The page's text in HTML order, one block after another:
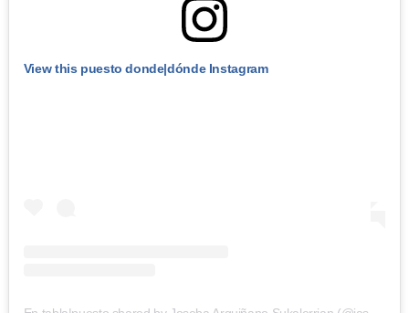
View this puesto donde|dónde Instagram